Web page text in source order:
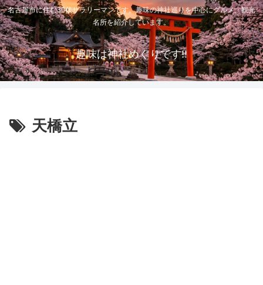
名古屋市に住む30代サラリーマンです。趣味の神社巡りを中心にグルメ、観光
名所を紹介しています。
趣味は神社めぐりです!!
天橋立